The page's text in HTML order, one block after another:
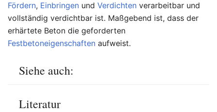
Fördern, Einbringen und Verdichten verarbeitbar und
vollständig verdichtbar ist. Maßgebend ist, dass der
erhärtete Beton die geforderten
Festbetoneigenschaften aufweist.
Siehe auch:
Literatur